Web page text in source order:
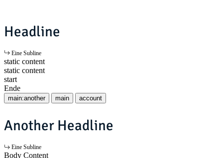
Headline
Eine Subline
static content
static content
start
Ende
main:another main account
Another Headline
Eine Subline
Body Content